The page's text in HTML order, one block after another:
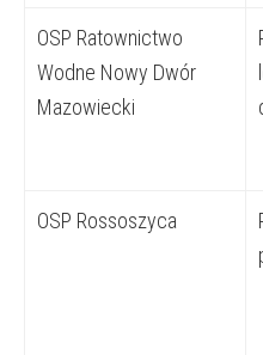
OSP Ratownictwo
Wodne Nowy Dwór
Mazowiecki
OSP Rossoszyca